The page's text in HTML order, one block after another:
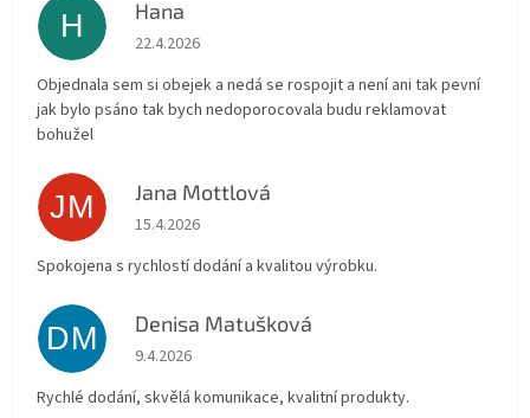
H Hana
Hodnocení obchodu je 5 z 5 hvězdiček.
22.4.2026
Objednala sem si obejek a nedá se rospojit a není ani tak pevní
jak bylo psáno tak bych nedoporocovala budu reklamovat
bohužel
JM Jana Mottlová
Hodnocení obchodu je 5 z 5 hvězdiček.
15.4.2026
Spokojena s rychlostí dodání a kvalitou výrobku.
DM Denisa Matušková
Hodnocení obchodu je 5 z 5 hvězdiček.
9.4.2026
Rychlé dodání, skvělá komunikace, kvalitní produkty.